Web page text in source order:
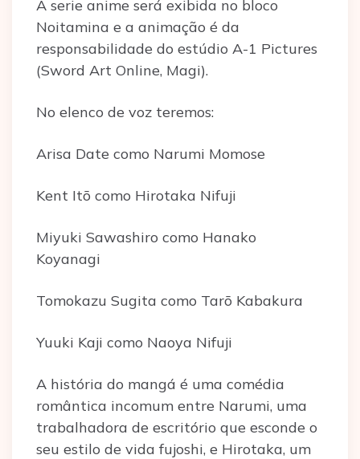
A serie anime será exibida no bloco
Noitamina e a animação é da
responsabilidade do estúdio A-1 Pictures
(Sword Art Online, Magi).
No elenco de voz teremos:
Arisa Date como Narumi Momose
Kent Itō como Hirotaka Nifuji
Miyuki Sawashiro como Hanako
Koyanagi
Tomokazu Sugita como Tarō Kabakura
Yuuki Kaji como Naoya Nifuji
A história do mangá é uma comédia
romântica incomum entre Narumi, uma
trabalhadora de escritório que esconde o
seu estilo de vida fujoshi, e Hirotaka, um